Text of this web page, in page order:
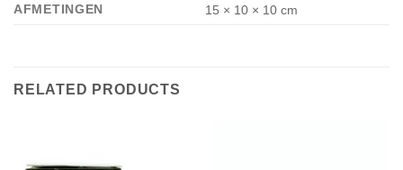
AFMETINGEN 15 × 10 × 10 cm
RELATED PRODUCTS